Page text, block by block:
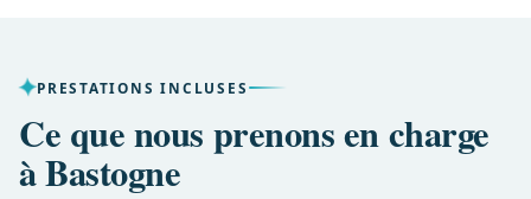
PRESTATIONS INCLUSES
Ce que nous prenons en charge
à Bastogne